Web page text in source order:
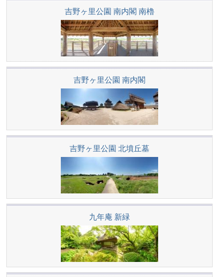
吉野ヶ里公園 南内閣 南櫓
吉野ヶ里公園 南内閣
吉野ヶ里公園 北墳丘墓
九年庵 新緑